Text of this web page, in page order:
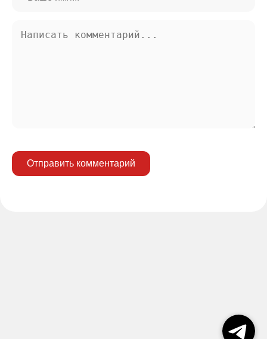
Отправить комментарий